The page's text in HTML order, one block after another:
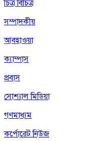
চিত্র বিচিত্র
সম্পাদকীয়
আবহাওয়া
ক্যাম্পাস
প্রবাস
সোশ্যাল মিডিয়া
গণমাধ্যম
কর্পোরেট নিউজ